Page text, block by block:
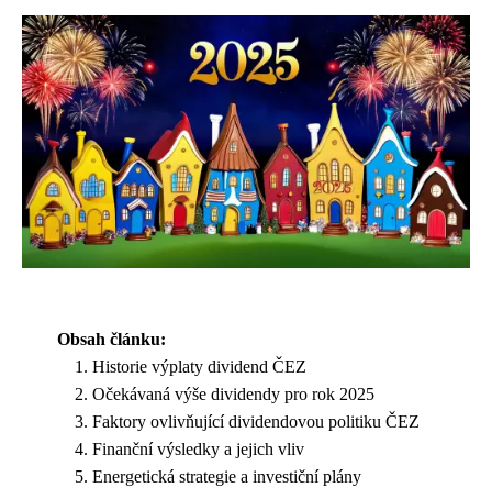
Obsah článku:
Historie výplaty dividend ČEZ
Očekávaná výše dividendy pro rok 2025
Faktory ovlivňující dividendovou politiku ČEZ
Finanční výsledky a jejich vliv
Energetická strategie a investiční plány